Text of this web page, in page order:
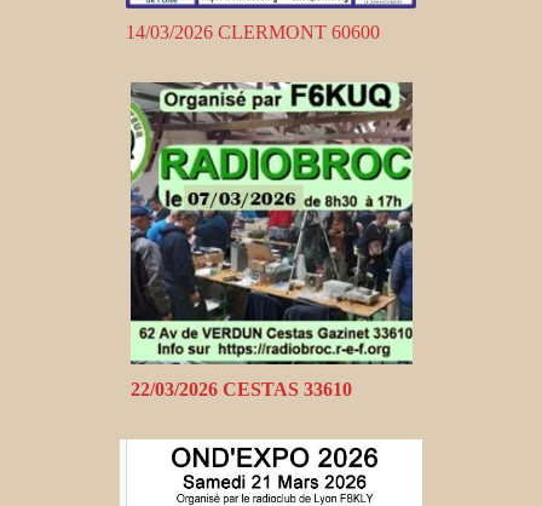
14/03/2026 CLERMONT 60600
22/03/2026 CESTAS 33610